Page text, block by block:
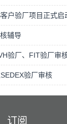
户验厂项目正式启
辅导
验厂、FIT验厂审
验厂审核
订阅